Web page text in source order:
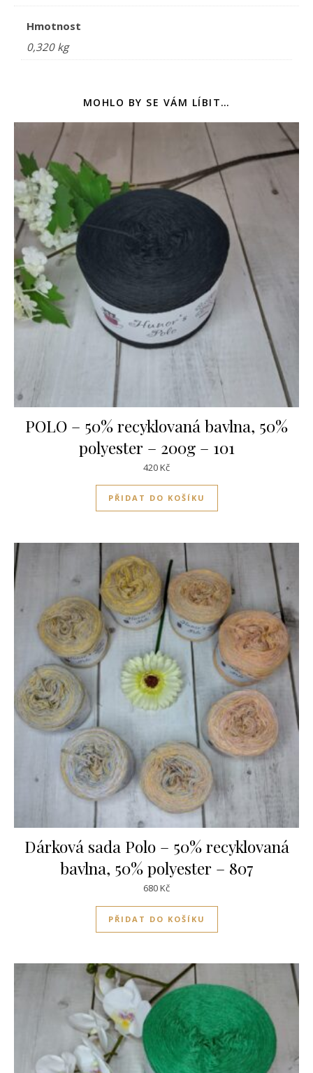
Hmotnost
0,320 kg
MOHLO BY SE VÁM LÍBIT…
POLO – 50% recyklovaná bavlna, 50%
polyester – 200g – 101
420Kč
PŘIDAT DO KOŠÍKU
Dárková sada Polo – 50% recyklovaná
bavlna, 50% polyester – 807
680Kč
PŘIDAT DO KOŠÍKU